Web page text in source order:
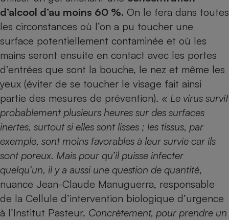
d’alcool d’au moins 60 %. On le fera dans toutes
les circonstances où l’on a pu toucher une
surface potentiellement contaminée et où les
mains seront ensuite en contact avec les portes
d’entrées que sont la bouche, le nez et même les
yeux (éviter de se toucher le visage fait ainsi
partie des mesures de prévention). « Le virus survit
probablement plusieurs heures sur des surfaces
inertes, surtout si elles sont lisses ; les tissus, par
exemple, sont moins favorables à leur survie car ils
sont poreux. Mais pour qu’il puisse infecter
quelqu’un, il y a aussi une question de quantité,
nuance Jean-Claude Manuguerra, responsable
de la Cellule d’intervention biologique d’urgence
à l’Institut Pasteur. Concrètement, pour prendre un